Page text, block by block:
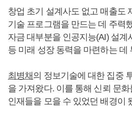
창업 초기 설계사도 없고 매출도
기술 프로그램을 만드는 데 주력
자금 대부분을 인공지능(AI) 설계
등 미래 성장 동력을 마련하는 데
최병채의 정보기술에 대한 집중
을 가져왔다. 이를 통해 신뢰 문
인재들을 모을 수 있었던 배경이